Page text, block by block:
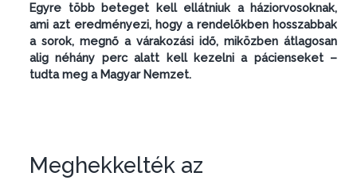
Egyre több beteget kell ellátniuk a háziorvosoknak,
ami azt eredményezi, hogy a rendelőkben hosszabbak
a sorok, megnő a várakozási idő, miközben átlagosan
alig néhány perc alatt kell kezelni a pácienseket –
tudta meg a Magyar Nemzet.
Meghekkelték az